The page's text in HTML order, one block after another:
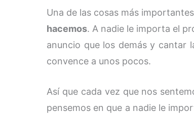
Una de las cosas más
hacemos. A nadie le importa el
anuncio que los demás y cantar
convence a unos pocos.
Así que cada vez que nos
pensemos en que a nadie le